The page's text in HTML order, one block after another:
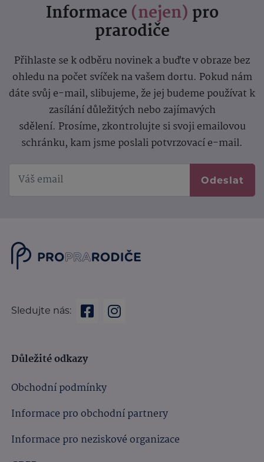
Informace (nejen) pro
prarodiče
Přihlaste se k odběru novinek a buďte v obraze bez
ohledu na počet svíček na vašem dortu. Pokud nám
dáte svůj e-mail, slibujeme, že jej budeme používat k
zasílání důležitých nebo zajímavých
sdělení. Prosíme, zkontrolujte si svoji emailovou
schránku, kam jsme poslali potvrzovací e-mail.
Odeslat
Sledujte nás:
Důležité odkazy
Obchodní podmínky
Informace pro obchodní partnery
Informace pro neziskové organizace